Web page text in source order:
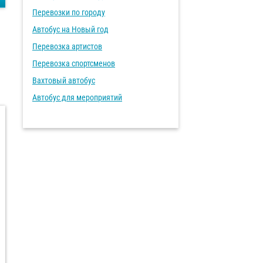
Перевозки по городу
Автобус на Новый год
Перевозка артистов
Перевозка спортсменов
Вахтовый автобус
Автобус для мероприятий